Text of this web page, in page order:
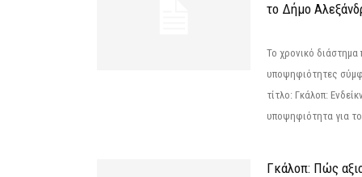
το Δήμο
Το χρονικό διάστημα
υποψηφιότητες
τίτλο: Γκάλοπ:
υποψηφιότητα για
Γκάλοπ: Πώς